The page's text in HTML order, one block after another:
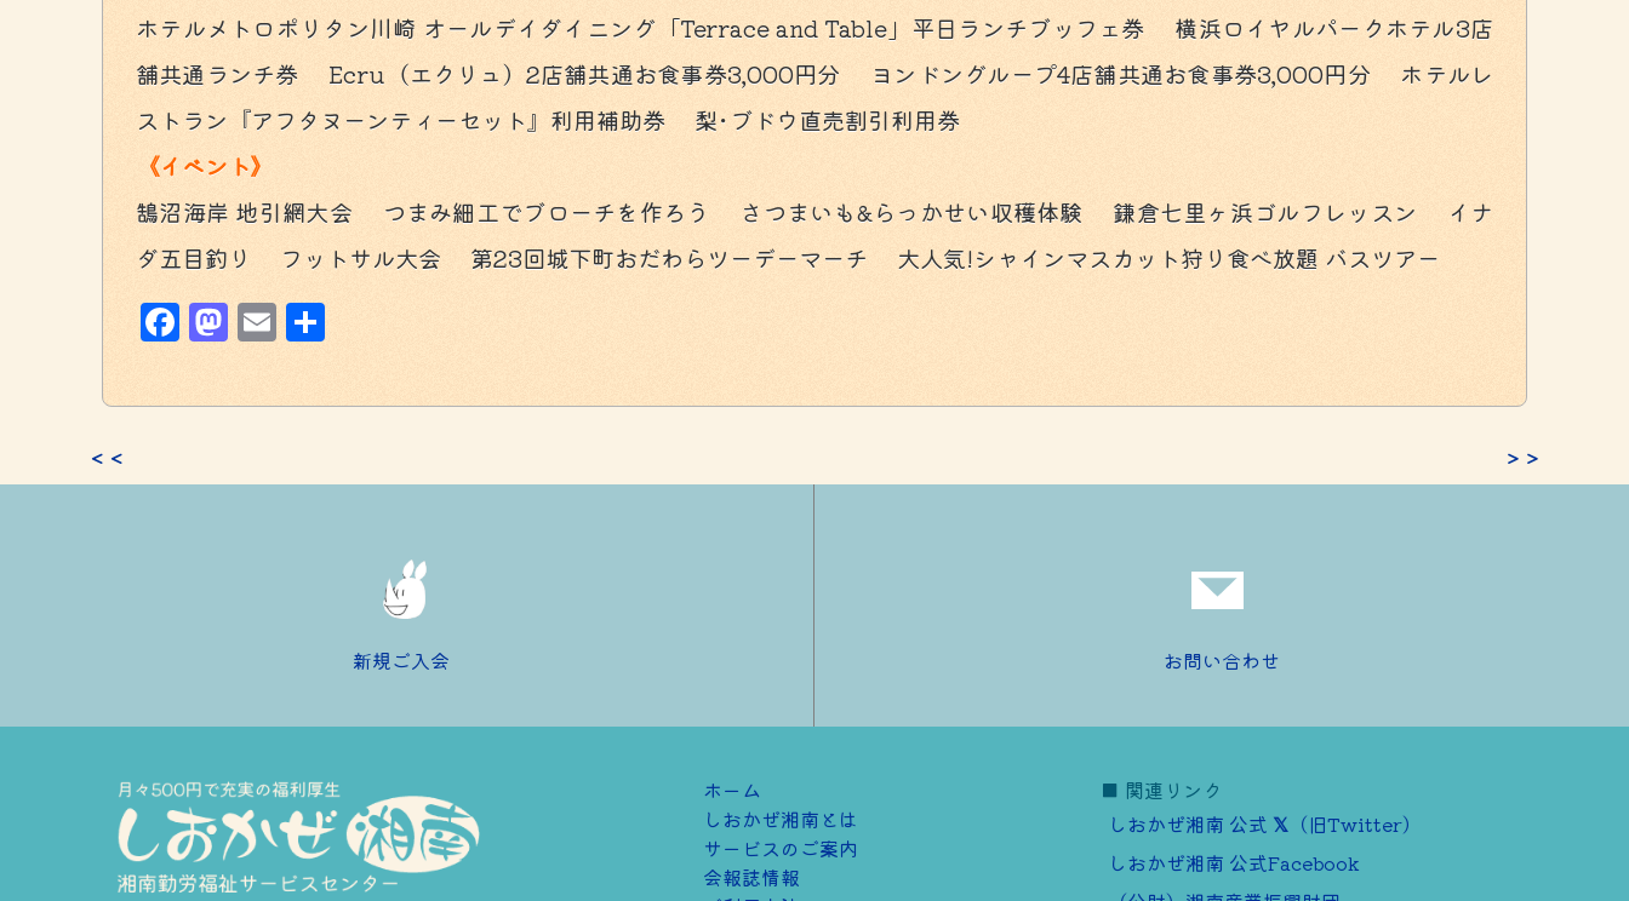
ホテルメトロポリタン川崎 オールデイダイニング「Terrace and Table」平日ランチブッフェ券 横浜ロイヤルパークホテル3店
舗共通ランチ券 Ecru（エクリュ）2店舗共通お食事券3,000円分 ヨンドングループ4店舗共通お食事券3,000円分 ホテルレ
ストラン『アフタヌーンティーセット』利用補助券 梨･ブドウ直売割引利用券
《イベント》
鵠沼海岸 地引網大会 つまみ細工でブローチを作ろう さつまいも&らっかせい収穫体験 鎌倉七里ヶ浜ゴルフレッスン イナ
ダ五目釣り フットサル大会 第23回城下町おだわらツーデーマーチ 大人気!シャインマスカット狩り食べ放題 バスツアー
Facebook
Mastodon
Email
＜＜ ＞＞
新規ご入会 お問い合わせ
ホーム
しおかぜ湘南とは
サービスのご案内
会報誌情報
■ 関連リンク
しおかぜ湘南 公式
（旧Twitter）
しおかぜ湘南 公式Facebook